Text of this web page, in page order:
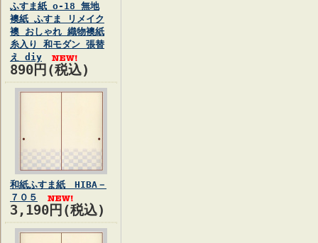
ふすま紙 o-18 無地
襖紙 ふすま リメイク
襖 おしゃれ 織物襖紙
糸入り 和モダン 張替
え diy
890円(税込)
和紙ふすま紙 HIBA－
７０５
3,190円(税込)